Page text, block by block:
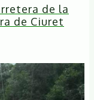
de la
de Ciuret